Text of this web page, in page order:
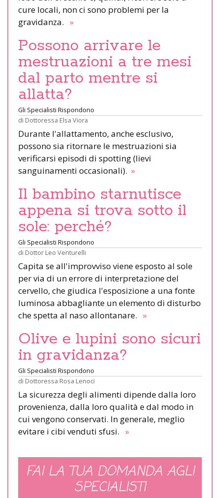
cure locali, non ci sono problemi per la
gravidanza. »
Possono arrivare le
mestruazioni a tre mesi
dal parto mentre si
allatta?
Gli Specialisti Rispondono
di Dottoressa Elsa Viora
Durante l'allattamento, anche esclusivo,
possono sia ritornare le mestruazioni sia
verificarsi episodi di spotting (lievi
sanguinamenti occasionali). »
Il bambino starnutisce
appena si trova sotto il
sole: perché?
Gli Specialisti Rispondono
di Dottor Leo Venturelli
Capita se all'improvviso viene esposto al sole
per via di un errore di interpretazione del
cervello, che giudica l'esposizione a una fonte
luminosa abbagliante un elemento di disturbo
che spetta al naso allontanare. »
Olive e lupini sono sicuri
in gravidanza?
Gli Specialisti Rispondono
di Dottoressa Rosa Lenoci
La sicurezza degli alimenti dipende dalla loro
provenienza, dalla loro qualità e dal modo in
cui vengono conservati. In generale, meglio
evitare i cibi venduti sfusi. »
FAI LA TUA DOMANDA AGLI
SPECIALISTI